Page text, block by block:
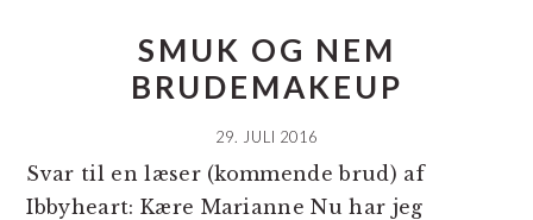
SMUK OG NEM
BRUDEMAKEUP
29. JULI 2016
Svar til en læser (kommende brud) af
Ibbyheart: Kære Marianne Nu har jeg